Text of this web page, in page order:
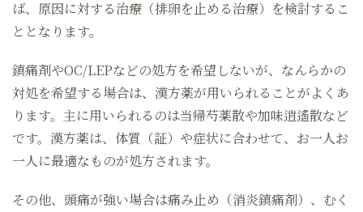
ば、原因に対する治療（排卵を止める治療）を検討するこ
ととなります。
鎮痛剤やOC/LEPなどの処方を希望しないが、なんらかの
対処を希望する場合は、漢方薬が用いられることがよくあ
ります。主に用いられるのは当帰芍薬散や加味逍遙散など
です。漢方薬は、体質（証）や症状に合わせて、お一人お
一人に最適なものが処方されます。
その他、頭痛が強い場合は痛み止め（消炎鎮痛剤）、むく